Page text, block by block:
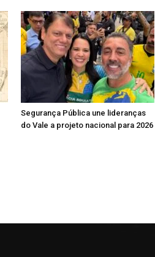
Segurança Pública une lideranças
do Vale a projeto nacional para 2026